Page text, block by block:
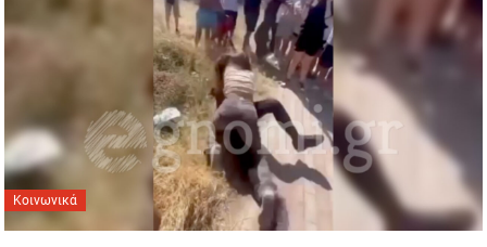
Κοινωνικά